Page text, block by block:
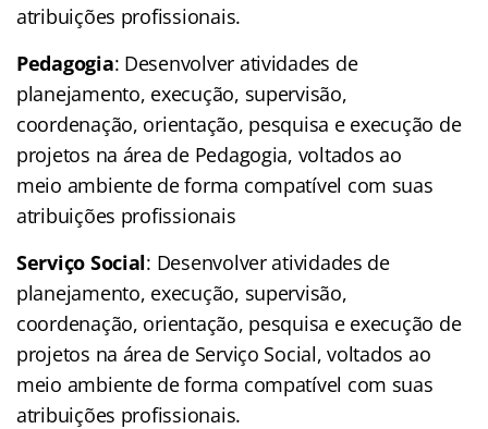
atribuições profissionais.
Pedagogia: Desenvolver atividades de
planejamento, execução, supervisão,
coordenação, orientação, pesquisa e execução de
projetos na área de Pedagogia, voltados ao
meio ambiente de forma compatível com suas
atribuições profissionais
Serviço Social: Desenvolver atividades de
planejamento, execução, supervisão,
coordenação, orientação, pesquisa e execução de
projetos na área de Serviço Social, voltados ao
meio ambiente de forma compatível com suas
atribuições profissionais.